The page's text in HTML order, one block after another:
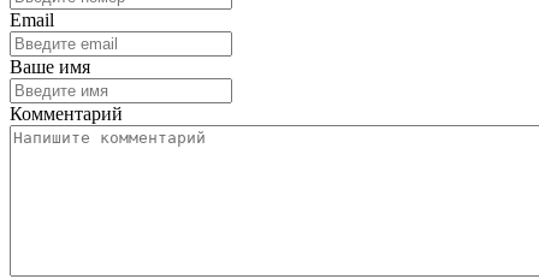
Email
Ваше имя
Комментарий